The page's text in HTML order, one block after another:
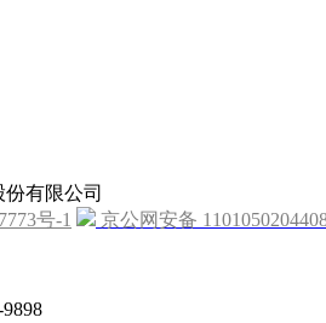
有限公司
号-1 京公网安备